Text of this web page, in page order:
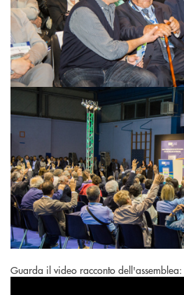
Guarda il video racconto dell'assemblea: